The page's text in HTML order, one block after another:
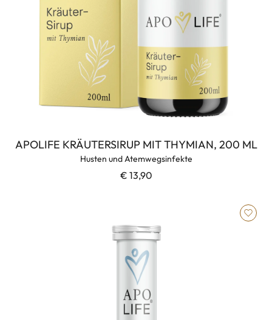
APOLIFE KRÄUTERSIRUP MIT THYMIAN, 200 ML
Husten und Atemwegsinfekte
€ 13,90